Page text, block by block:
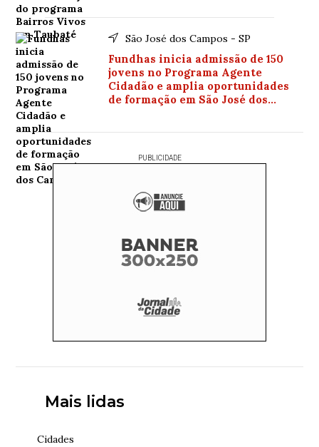
São José dos Campos - SP
Fundhas inicia admissão de 150
jovens no Programa Agente
Cidadão e amplia oportunidades
de formação em São José dos
PUBLICIDADE
Mais lidas
Cidades